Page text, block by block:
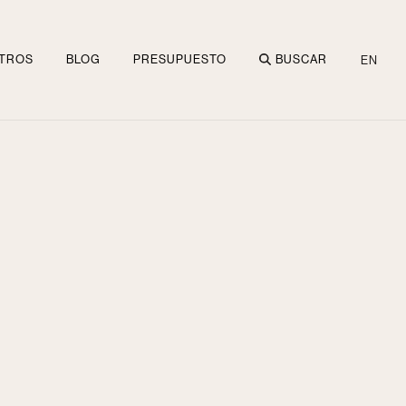
BLOG PRESUPUESTO BUSCAR EN